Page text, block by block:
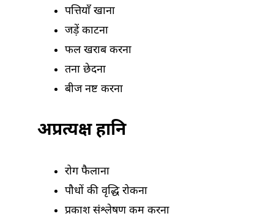
पत्तियाँ खाना
जड़ें काटना
फल खराब करना
तना छेदना
बीज नष्ट करना
अप्रत्यक्ष हानि
रोग फैलाना
पौधों की वृद्धि रोकना
प्रकाश संश्लेषण कम करना